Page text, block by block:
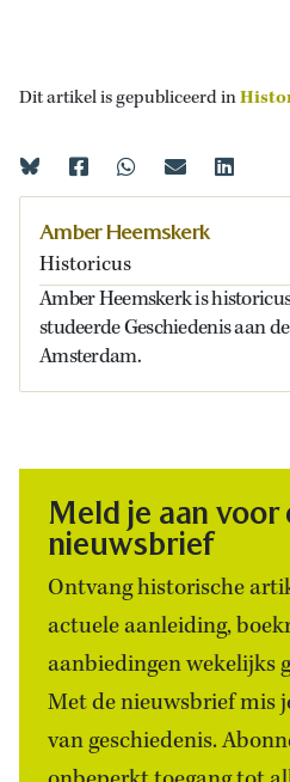
Dit artikel is gepubliceerd in
Amber Heemskerk
Historicus
Amber Heemskerk is
studeerde Geschiedenis aan
Amsterdam.
Meld je aan voor
nieuwsbrief
Ontvang historische
actuele aanleiding,
aanbiedingen wekelijks
Met de nieuwsbrief mis
van geschiedenis.